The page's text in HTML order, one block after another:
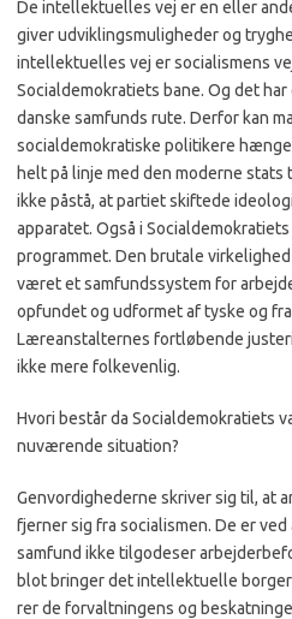
De intellektuelles vej er en eller
giver udviklingsmu­ligheder og
intellektuelles vej er socialismens
Socialdemokratiets bane. Og det
danske samfunds rute. Derfor kan
socialdemokratiske poli­tikere
helt på linje med den moderne stats
ikke påstå, at partiet skiftede
apparatet. Også i
programmet. Den brutale
været et samfunds­system for
opfundet og ud­formet af tyske og
Læreanstalternes fortløbende
ikke mere folkevenlig.
Hvori består da Socialdemo­kratiets
nuværende situation?
Genvordighederne skriver sig til, at
fjerner sig fra socialis­men. De er
samfund ikke tilgodeser
blot brin­ger det intellektuelle
rer de forvaltningens og